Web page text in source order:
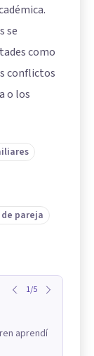
se
como
conflictos
o los
pareja
1/5
aprendí